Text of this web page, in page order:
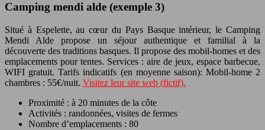
Camping mendi alde (exemple 3)
Situé à Espelette, au cœur du Pays Basque intérieur, le Camping
Mendi Alde propose un séjour authentique et familial à la
découverte des traditions basques. Il propose des mobil-homes et des
emplacements pour tentes. Services : aire de jeux, espace barbecue,
WIFI gratuit. Tarifs indicatifs (en moyenne saison): Mobil-home 2
chambres : 55€/nuit. Visitez leur site web (fictif).
Proximité : à 20 minutes de la côte
Activités : randonnées, visites de fermes
Nombre d’emplacements : 80